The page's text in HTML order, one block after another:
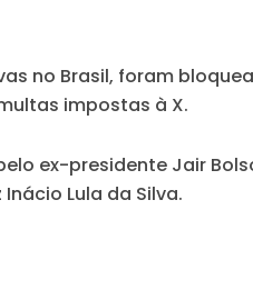
no Brasil, foram
impostas à X.
ex-presidente Jair
Lula da Silva.